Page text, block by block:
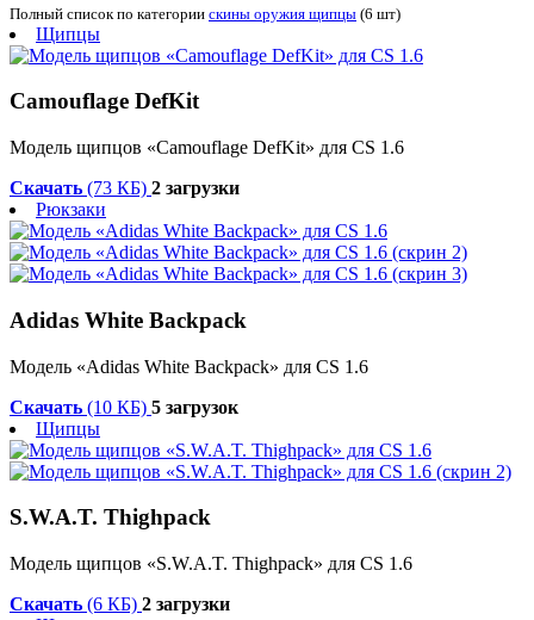
Полный список по категории скины оружия щипцы (6 шт)
Щипцы
Camouflage DefKit
Модель щипцов «Camouflage DefKit» для CS 1.6
Скачать (73 КБ) 2 загрузки
Рюкзаки
Adidas White Backpack
Модель «Adidas White Backpack» для CS 1.6
Скачать (10 КБ) 5 загрузок
Щипцы
S.W.A.T. Thighpack
Модель щипцов «S.W.A.T. Thighpack» для CS 1.6
Скачать (6 КБ) 2 загрузки